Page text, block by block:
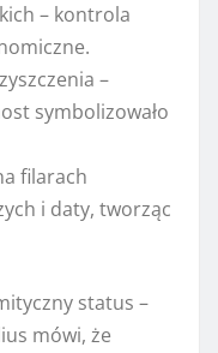
– kontrola
–
symbolizowało
filarach
i daty, tworząc
status –
mówi, że